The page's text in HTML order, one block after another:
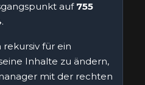
auf 755
.
für ein
Inhalte zu ändern,
mit der rechten